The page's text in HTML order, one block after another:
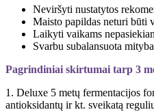
Neviršyti nustatytos
Maisto papildas neturi būti
Laikyti vaikams
Svarbu subalansuota
Pagrindiniai skirtumai tarp 3
1. Deluxe 5 metų fermentacijos
antioksidantų ir kt. sveikatą